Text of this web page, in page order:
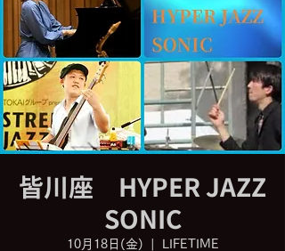
皆川座 HYPER JAZZ
SONIC
10月18日(金) LIFETIME